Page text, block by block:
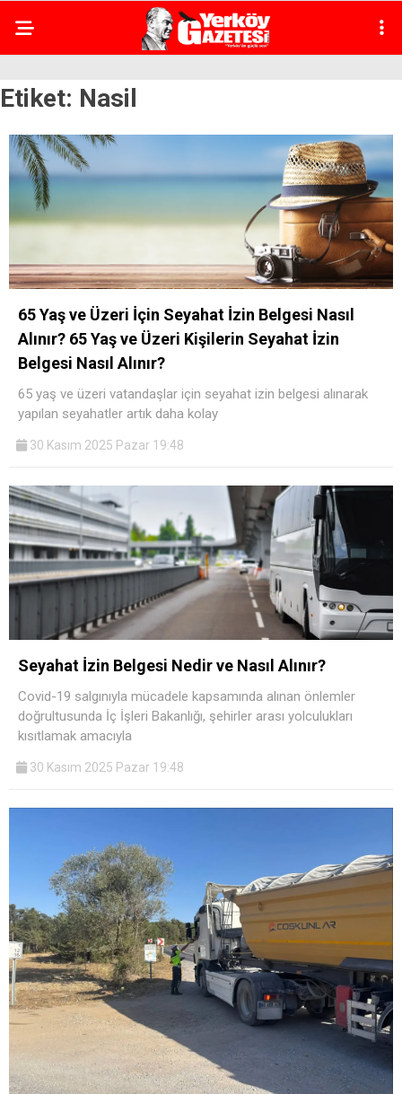
Etiket: Nasil
65 Yaş ve Üzeri İçin Seyahat İzin Belgesi Nasıl
Alınır? 65 Yaş ve Üzeri Kişilerin Seyahat İzin
Belgesi Nasıl Alınır?
65 yaş ve üzeri vatandaşlar için seyahat izin belgesi alınarak
yapılan seyahatler artık daha kolay
30 Kasım 2025 Pazar 19:48
Seyahat İzin Belgesi Nedir ve Nasıl Alınır?
Covid-19 salgınıyla mücadele kapsamında alınan önlemler
doğrultusunda İç İşleri Bakanlığı, şehirler arası yolculukları
kısıtlamak amacıyla
30 Kasım 2025 Pazar 19:48